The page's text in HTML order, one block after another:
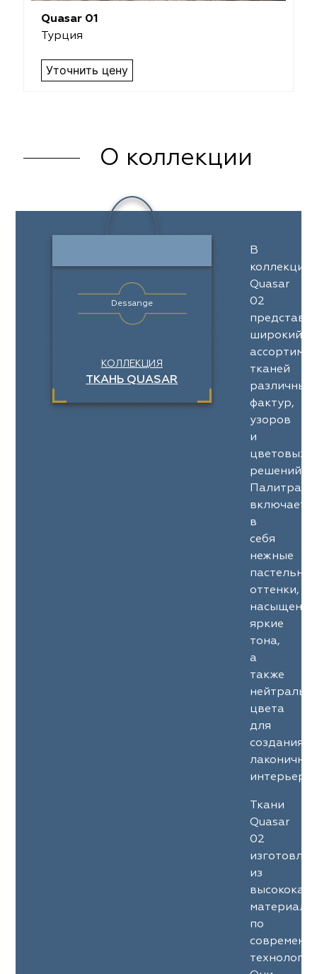
Quasar 01
Турция
Уточнить цену
О коллекции
Dessange
КОЛЛЕКЦИЯ
ТКАНЬ QUASAR
В
коллекции
Quasar
02
широкий
тканей
различных
фактур,
узоров
и
цветовых
решений.
Палитра
включает
в
себя
нежные
оттенки,
яркие
тона,
а
также
цвета
для
создания
Ткани
Quasar
02
из
по